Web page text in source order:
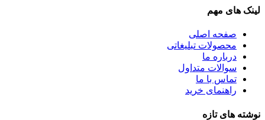
لینک های مهم
صفحه اصلی
محصولات تبلیغاتی
درباره ما
سوالات متداول
تماس با ما
راهنمای خرید
نوشته های تازه